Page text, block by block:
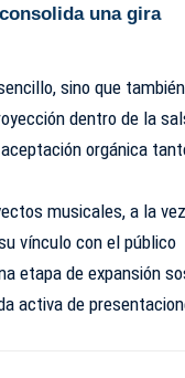
una gira
sino que también
dentro de la
orgánica
musicales, a la
vínculo con el público
etapa de expansión
activa de